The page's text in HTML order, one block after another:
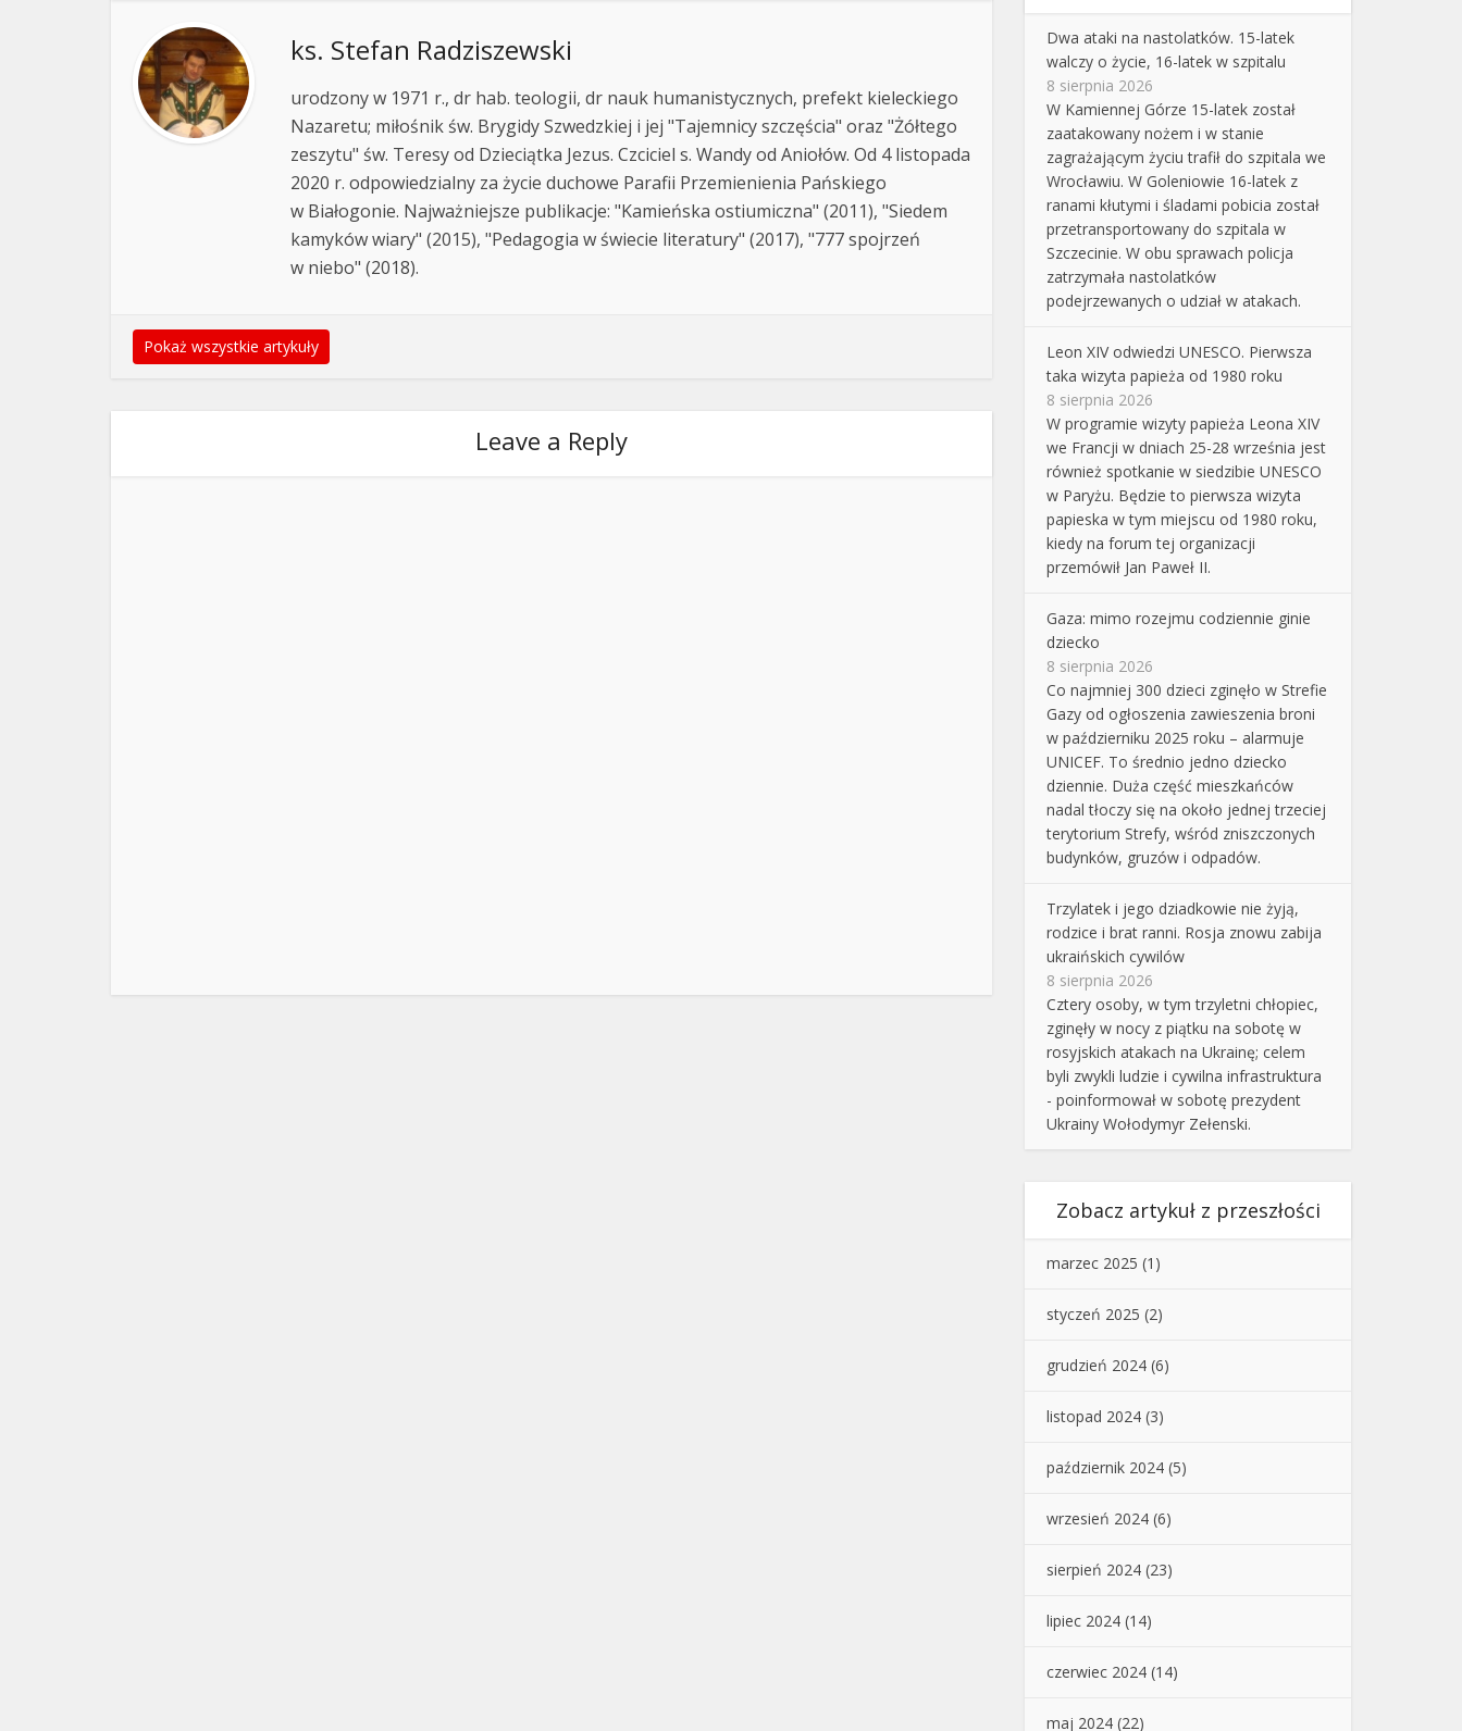
ks. Stefan Radziszewski
urodzony w 1971 r., dr hab. teologii, dr nauk humanistycznych, prefekt kieleckiego
Nazaretu; miłośnik św. Brygidy Szwedzkiej i jej "Tajemnicy szczęścia" oraz "Żółtego
zeszytu" św. Teresy od Dzieciątka Jezus. Czciciel s. Wandy od Aniołów. Od 4 listopada
2020 r. odpowiedzialny za życie duchowe Parafii Przemienienia Pańskiego
w Białogonie. Najważniejsze publikacje: "Kamieńska ostiumiczna" (2011), "Siedem
kamyków wiary" (2015), "Pedagogia w świecie literatury" (2017), "777 spojrzeń
w niebo" (2018).
Pokaż wszystkie artykuły
Leave a Reply
Dwa ataki na nastolatków. 15-latek
walczy o życie, 16-latek w szpitalu
8 sierpnia 2026
W Kamiennej Górze 15-latek został
zaatakowany nożem i w stanie
zagrażającym życiu trafił do szpitala we
Wrocławiu. W Goleniowie 16-latek z
ranami kłutymi i śladami pobicia został
przetransportowany do szpitala w
Szczecinie. W obu sprawach policja
zatrzymała nastolatków
podejrzewanych o udział w atakach.
Leon XIV odwiedzi UNESCO. Pierwsza
taka wizyta papieża od 1980 roku
8 sierpnia 2026
W programie wizyty papieża Leona XIV
we Francji w dniach 25-28 września jest
również spotkanie w siedzibie UNESCO
w Paryżu. Będzie to pierwsza wizyta
papieska w tym miejscu od 1980 roku,
kiedy na forum tej organizacji
przemówił Jan Paweł II.
Gaza: mimo rozejmu codziennie ginie
dziecko
8 sierpnia 2026
Co najmniej 300 dzieci zginęło w Strefie
Gazy od ogłoszenia zawieszenia broni
w październiku 2025 roku – alarmuje
UNICEF. To średnio jedno dziecko
dziennie. Duża część mieszkańców
nadal tłoczy się na około jednej trzeciej
terytorium Strefy, wśród zniszczonych
budynków, gruzów i odpadów.
Trzylatek i jego dziadkowie nie żyją,
rodzice i brat ranni. Rosja znowu zabija
ukraińskich cywilów
8 sierpnia 2026
Cztery osoby, w tym trzyletni chłopiec,
zginęły w nocy z piątku na sobotę w
rosyjskich atakach na Ukrainę; celem
byli zwykli ludzie i cywilna infrastruktura
- poinformował w sobotę prezydent
Ukrainy Wołodymyr Zełenski.
Zobacz artykuł z przeszłości
marzec 2025 (1)
styczeń 2025 (2)
grudzień 2024 (6)
listopad 2024 (3)
październik 2024 (5)
wrzesień 2024 (6)
sierpień 2024 (23)
lipiec 2024 (14)
czerwiec 2024 (14)
maj 2024 (22)